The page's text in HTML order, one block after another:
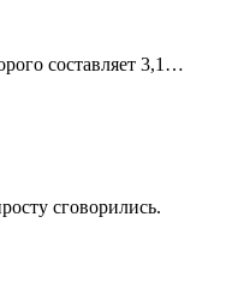
составляет 3,1…
сговорились.